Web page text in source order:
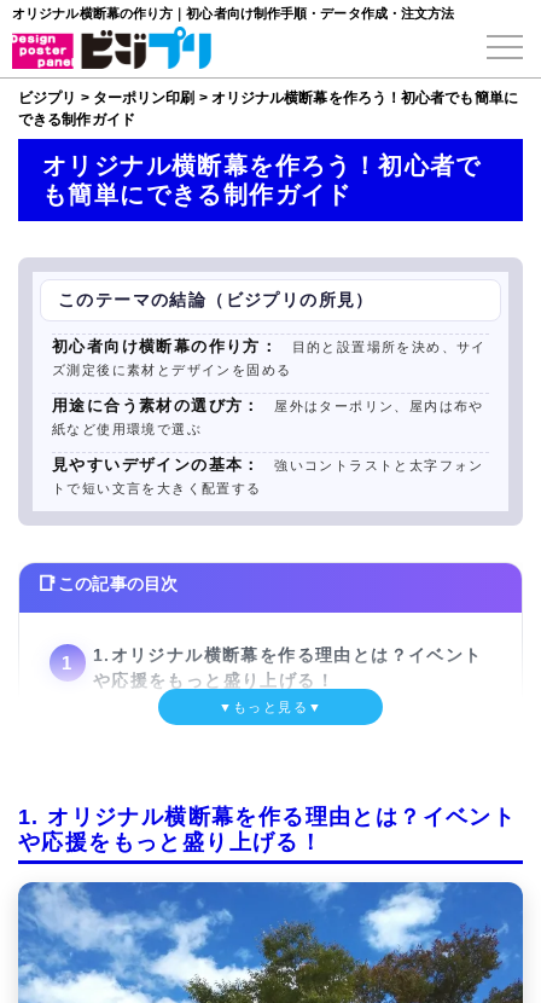
オリジナル横断幕の作り方｜初心者向け制作手順・データ作成・注文方法
ビジプリ > ターポリン印刷 > オリジナル横断幕を作ろう！初心者でも簡単に
できる制作ガイド
オリジナル横断幕を作ろう！初心者で
も簡単にできる制作ガイド
このテーマの結論（ビジプリの所見）
初心者向け横断幕の作り方：
目的と設置場所を決め、サイ
ズ測定後に素材とデザインを固める
用途に合う素材の選び方：
屋外はターポリン、屋内は布や
紙など使用環境で選ぶ
見やすいデザインの基本：
強いコントラストと太字フォン
トで短い文言を大きく配置する
この記事の目次
1.オリジナル横断幕を作る理由とは？イベント
や応援をもっと盛り上げる！
2.横断幕作りに必要な準備｜最初に押さえてお
トな素材を見つけよう
4.デザインを考えよう！初心者でも簡単にでき
るオリジナルデザインの作り方
5.目立つためのポイント！色の選び方とフォン
トの工夫で印象をアップ
▼もっと見る▼
1. オリジナル横断幕を作る理由とは？イベント
や応援をもっと盛り上げる！